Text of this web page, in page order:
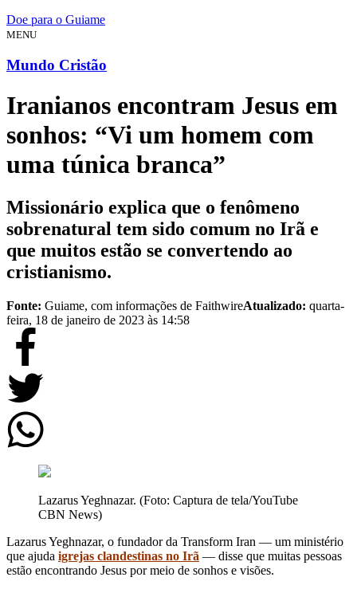
Doe para o Guiame
MENU
Mundo Cristão
Iranianos encontram Jesus em
sonhos: “Vi um homem com
uma túnica branca”
Missionário explica que o fenômeno
sobrenatural tem sido comum no Irã e
que muitos estão se convertendo ao
cristianismo.
Fonte: Guiame, com informações de FaithwireAtualizado: quarta-
feira, 18 de janeiro de 2023 às 14:58
Lazarus Yeghnazar. (Foto: Captura de tela/YouTube
CBN News)
Lazarus Yeghnazar, o fundador da Transform Iran — um ministério
que ajuda igrejas clandestinas no Irã — disse que muitas pessoas
estão encontrando Jesus por meio de sonhos e visões.